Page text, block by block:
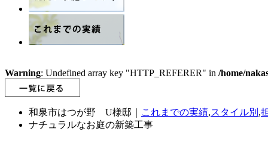
Warning: Undefined array key "HTTP_REFERER" in /home/
和泉市はつが野 U様邸｜ これまでの実績,スタイル別 ,
ナチュラルなお庭の新築工事